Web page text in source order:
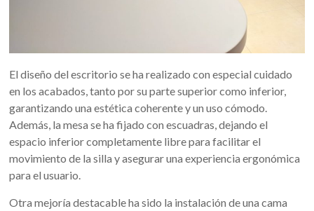
El diseño del escritorio se ha realizado con especial cuidado
en los acabados, tanto por su parte superior como inferior,
garantizando una estética coherente y un uso cómodo.
Además, la mesa se ha fijado con escuadras, dejando el
espacio inferior completamente libre para facilitar el
movimiento de la silla y asegurar una experiencia ergonómica
para el usuario.
Otra mejoría destacable ha sido la instalación de una cama